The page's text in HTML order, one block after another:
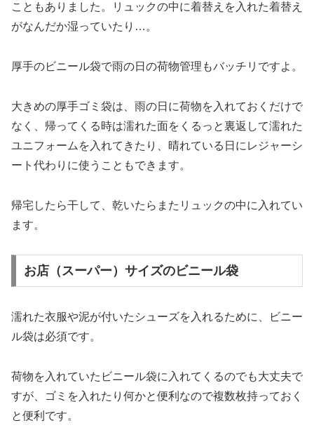
こともありました。リュックの中に着替えを入れた着替え
がなんだか湿っていたり…。
厚手のビニール袋で雨の日の荷物管理もバッチリですよ。
大きめの厚手ゴミ袋は、雨の日に荷物を入れておくだけで
なく、帰ってくる時は濡れた面をくるっと裏返して濡れた
ユニフォームを入れてきたり、晴れている日にレジャーシ
ート代わりに使うこともできます。
帰宅したら干して、乾いたらまたリュックの中に入れてい
ます。
お店（スーパー）サイズのビニール袋
濡れた衣服や泥が付いたシューズを入れるために、ビニー
ル袋は必須です。
荷物を入れていたビニール袋に入れてくるのでも大丈夫で
すが、ゴミを入れたり何かと便利なので複数枚持っておく
と便利です。